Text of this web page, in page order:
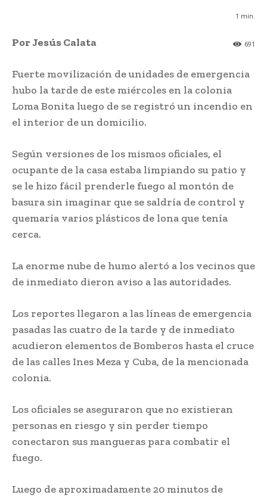
1 min.
691
Por Jesús Calata
Fuerte movilización de unidades de emergencia
hubo la tarde de este miércoles en la colonia
Loma Bonita luego de se registró un incendio en
el interior de un domicilio.
Según versiones de los mismos oficiales, el
ocupante de la casa estaba limpiando su patio y
se le hizo fácil prenderle fuego al montón de
basura sin imaginar que se saldría de control y
quemaría varios plásticos de lona que tenía
cerca.
La enorme nube de humo alertó a los vecinos que
de inmediato dieron aviso a las autoridades.
Los reportes llegaron a las líneas de emergencia
pasadas las cuatro de la tarde y de inmediato
acudieron elementos de Bomberos hasta el cruce
de las calles Ines Meza y Cuba, de la mencionada
colonia.
Los oficiales se aseguraron que no existieran
personas en riesgo y sin perder tiempo
conectaron sus mangueras para combatir el
fuego.
Luego de aproximadamente 20 minutos de